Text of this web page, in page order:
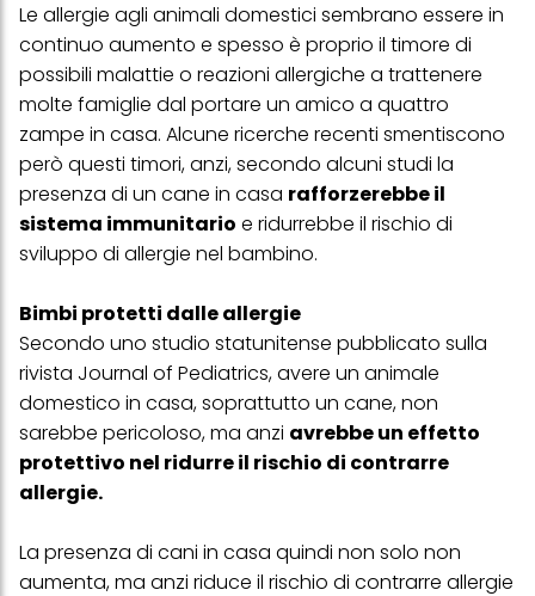
Le allergie agli animali domestici sembrano essere in
continuo aumento e spesso è proprio il timore di
possibili malattie o reazioni allergiche a trattenere
molte famiglie dal portare un amico a quattro
zampe in casa. Alcune ricerche recenti smentiscono
però questi timori, anzi, secondo alcuni studi la
presenza di un cane in casa rafforzerebbe il
sistema immunitario e ridurrebbe il rischio di
sviluppo di allergie nel bambino.
Bimbi protetti dalle allergie
Secondo uno studio statunitense pubblicato sulla
rivista Journal of Pediatrics, avere un animale
domestico in casa, soprattutto un cane, non
sarebbe pericoloso, ma anzi avrebbe un effetto
protettivo nel ridurre il rischio di contrarre
allergie.
La presenza di cani in casa quindi non solo non
aumenta, ma anzi riduce il rischio di contrarre allergie